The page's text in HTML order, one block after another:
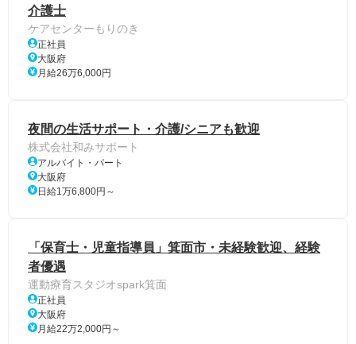
介護士
ケアセンターもりのき
正社員
大阪府
月給26万6,000円
夜間の生活サポート・介護/シニアも歓迎
株式会社和みサポート
アルバイト・パート
大阪府
日給1万6,800円～
「保育士・児童指導員」箕面市・未経験歓迎、経験
者優遇
運動療育スタジオspark箕面
正社員
大阪府
月給22万2,000円～